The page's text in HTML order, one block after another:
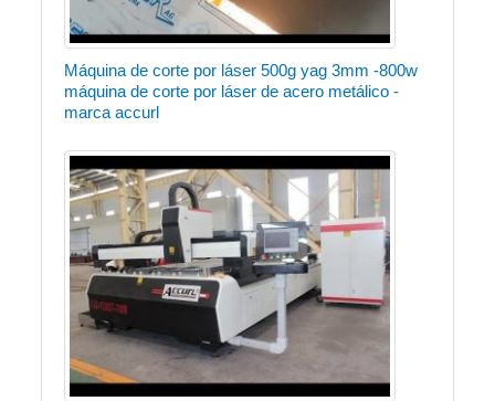
Máquina de corte por láser 500g yag 3mm -800w
máquina de corte por láser de acero metálico -
marca accurl